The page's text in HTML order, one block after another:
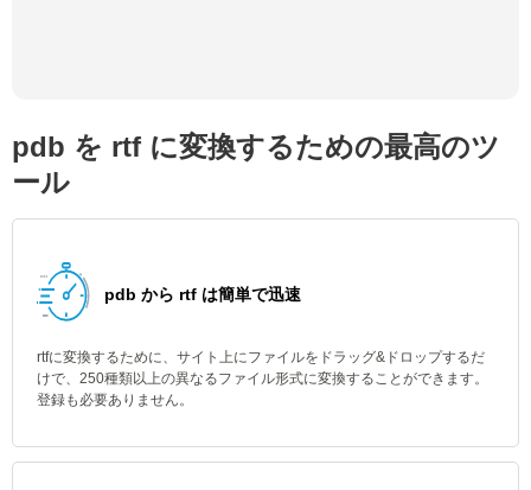
pdb を rtf に変換するための最高のツ
ール
pdb から rtf は簡単で迅速
rtfに変換するために、サイト上にファイルをドラッグ&ドロップするだ
けで、250種類以上の異なるファイル形式に変換することができます。
登録も必要ありません。